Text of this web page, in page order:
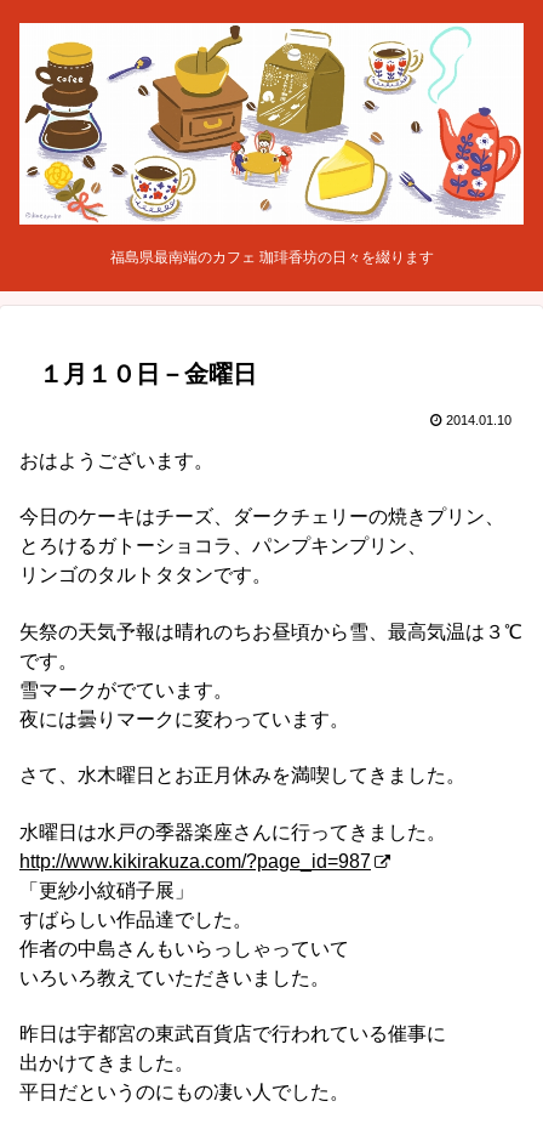
福島県最南端のカフェ 珈琲香坊の日々を綴ります
１月１０日－金曜日
2014.01.10
おはようございます。
今日のケーキはチーズ、ダークチェリーの焼きプリン、
とろけるガトーショコラ、パンプキンプリン、
リンゴのタルトタタンです。
矢祭の天気予報は晴れのちお昼頃から雪、最高気温は３℃
です。
雪マークがでています。
夜には曇りマークに変わっています。
さて、水木曜日とお正月休みを満喫してきました。
水曜日は水戸の季器楽座さんに行ってきました。
http://www.kikirakuza.com/?page_id=987
「更紗小紋硝子展」
すばらしい作品達でした。
作者の中島さんもいらっしゃっていて
いろいろ教えていただきいました。
昨日は宇都宮の東武百貨店で行われている催事に
出かけてきました。
平日だというのにもの凄い人でした。